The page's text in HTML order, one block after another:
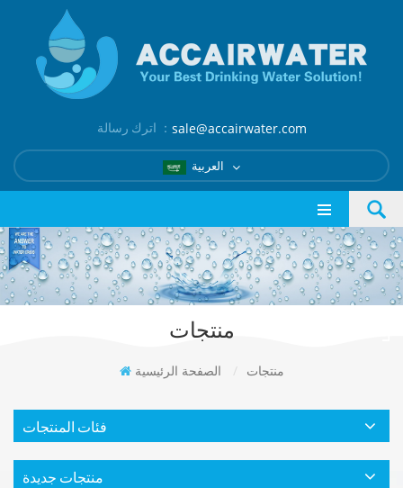
اترك رسالة ： sale@accairwater.com
منتجات
الصفحة الرئيسية / منتجات
فئات المنتجات
منتجات جديدة